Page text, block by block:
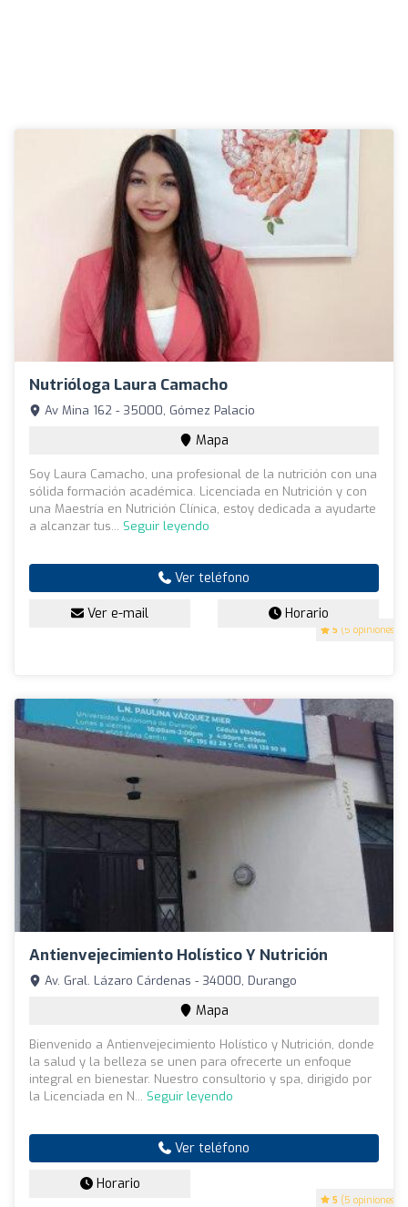
Nutrióloga Laura Camacho
5 (5 opiniones)
Av Mina 162 - 35000, Gómez Palacio
Mapa
Soy Laura Camacho, una profesional de la nutrición con una
sólida formación académica. Licenciada en Nutrición y con
una Maestría en Nutrición Clínica, estoy dedicada a ayudarte
a alcanzar tus... Seguir leyendo
Ver teléfono
Ver e-mail Horario
Antienvejecimiento Holístico Y Nutrición
5 (5 opiniones)
Av. Gral. Lázaro Cárdenas - 34000, Durango
Mapa
Bienvenido a Antienvejecimiento Holístico y Nutrición, donde
la salud y la belleza se unen para ofrecerte un enfoque
integral en bienestar. Nuestro consultorio y spa, dirigido por
la Licenciada en N... Seguir leyendo
Ver teléfono
Horario